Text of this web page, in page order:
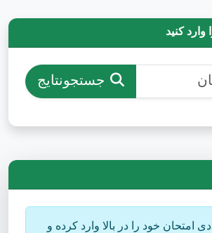
وارد کنید
جستجونتایج
امتحان خود را در بالا وارد کرده و